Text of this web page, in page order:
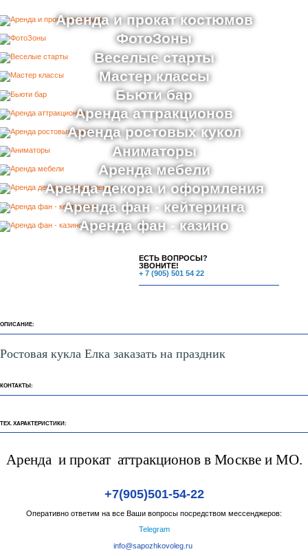
Аренда и прокат костюмов
ФотоЗоны
Веселые старты
Мастер классы
Бьюти бар
Аренда аттракционов
Аренда ростовых кукол
Аниматоры
Аренда мебели
Аренда декора и оформления
Аренда фан - кейтеринга
Аренда фан - казино
ЕСТЬ ВОПРОСЫ?
ЗВОНИТЕ!
+ 7 (905) 501 54 22
ОПИСАНИЕ:
Ростовая кукла Елка заказать на праздник
КОНТАКТЫ:
ТЕХ. ХАРАКТЕРИСТИКИ:
Аренда и прокат аттракционов в Москве и МО.
+7(905)501-54-22
Оперативно ответим на все Ваши вопросы посредством мессенджеров:
Telegram
info@sapozhkovoleg.ru